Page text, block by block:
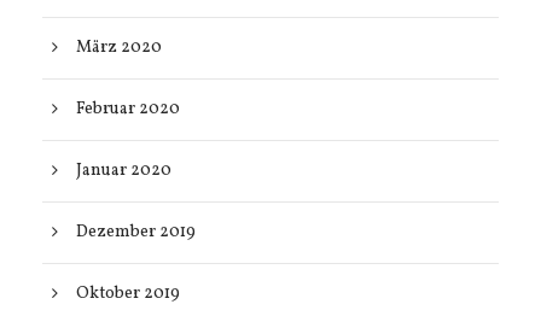
März 2020
Februar 2020
Januar 2020
Dezember 2019
Oktober 2019